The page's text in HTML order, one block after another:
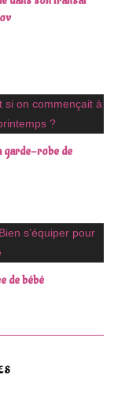
garde-robe de
de bébé